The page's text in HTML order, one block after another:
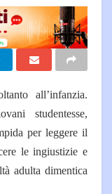
all’infanzia.
studentesse,
per leggere il
le ingiustizie e
adulta dimentica